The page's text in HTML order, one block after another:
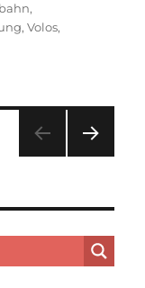
,
,Volos,
E